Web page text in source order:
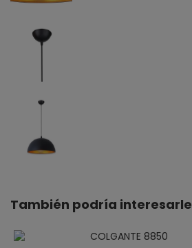
También podría interesarle